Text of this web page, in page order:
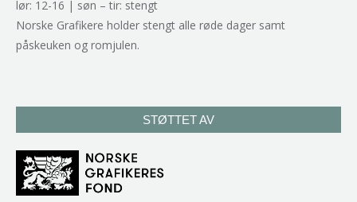
lør: 12-16 | søn – tir: stengt
Norske Grafikere holder stengt alle røde dager samt
påskeuken og romjulen.
STØTTET AV